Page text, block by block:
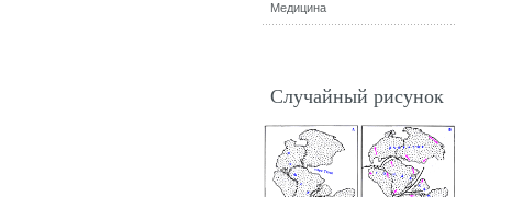
Медицина
Случайный рисунок